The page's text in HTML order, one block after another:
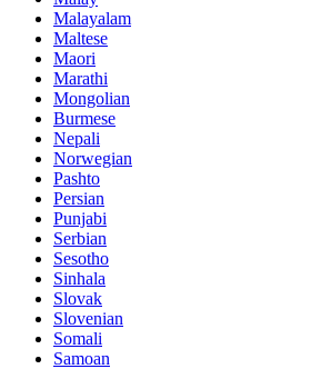
Malayalam
Maltese
Maori
Marathi
Mongolian
Burmese
Nepali
Norwegian
Pashto
Persian
Punjabi
Serbian
Sesotho
Sinhala
Slovak
Slovenian
Somali
Samoan